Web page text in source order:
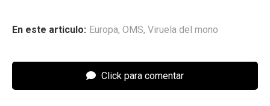
En este articulo: Europa, OMS, Viruela del mono
Click para comentar